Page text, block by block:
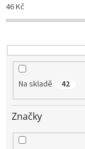
r
o
u
46Kč
Na skladě 42
Značky